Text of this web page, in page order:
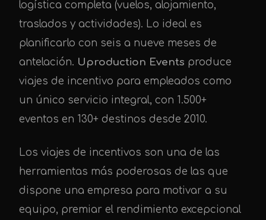
logística completa (vuelos, alojamiento,
traslados y actividades). Lo ideal es
planificarlo con seis a nueve meses de
antelación. Uproduction Events produce
viajes de incentivo para empleados como
un único servicio integral, con 1.500+
eventos en 130+ destinos desde 2010.
Los viajes de incentivos son una de las
herramientas más poderosas de las que
dispone una empresa para motivar a su
equipo, premiar el rendimiento excepcional